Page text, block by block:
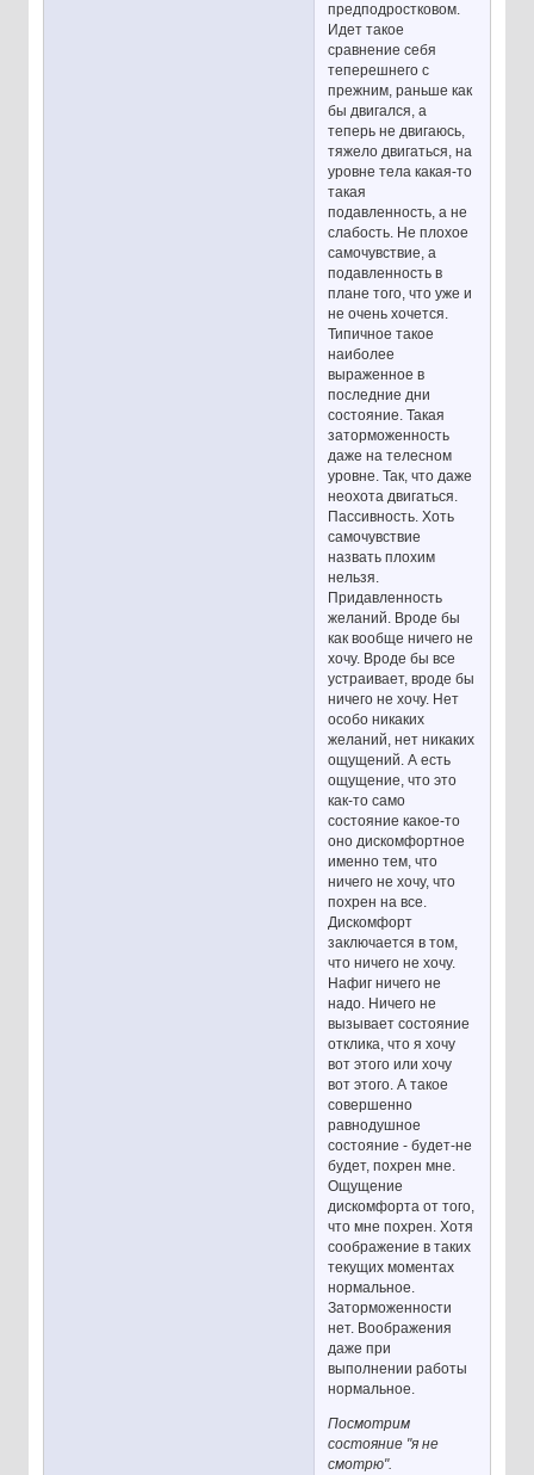
предподростковом.
Идет такое
сравнение себя
теперешнего с
прежним, раньше как
бы двигался, а
теперь не двигаюсь,
тяжело двигаться, на
уровне тела какая-то
такая
подавленность, а не
слабость. Не плохое
самочувствие, а
подавленность в
плане того, что уже и
не очень хочется.
Типичное такое
наиболее
выраженное в
последние дни
состояние. Такая
заторможенность
даже на телесном
уровне. Так, что даже
неохота двигаться.
Пассивность. Хоть
самочувствие
назвать плохим
нельзя.
Придавленность
желаний. Вроде бы
как вообще ничего не
хочу. Вроде бы все
устраивает, вроде бы
ничего не хочу. Нет
особо никаких
желаний, нет никаких
ощущений. А есть
ощущение, что это
как-то само
состояние какое-то
оно дискомфортное
именно тем, что
ничего не хочу, что
похрен на все.
Дискомфорт
заключается в том,
что ничего не хочу.
Нафиг ничего не
надо. Ничего не
вызывает состояние
отклика, что я хочу
вот этого или хочу
вот этого. А такое
совершенно
равнодушное
состояние - будет-не
будет, похрен мне.
Ощущение
дискомфорта от того,
что мне похрен. Хотя
соображение в таких
текущих моментах
нормальное.
Заторможенности
нет. Воображения
даже при
выполнении работы
нормальное.
Посмотрим
состояние "я не
смотрю".